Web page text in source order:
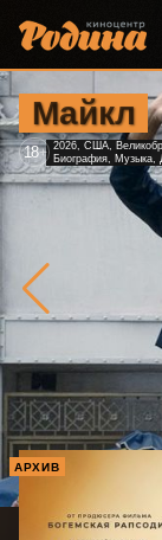
Майкл
18+ 2026, США,
Биография, Музыка,
АРХИВ